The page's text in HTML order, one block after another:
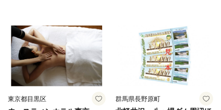
東京都目黒区 群馬県長野原町